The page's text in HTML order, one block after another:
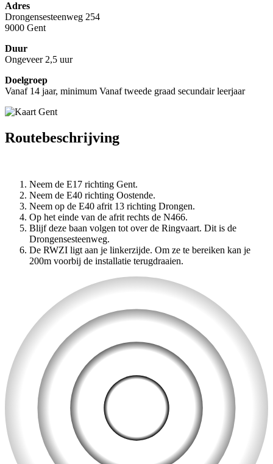
Adres
Drongensesteenweg 254
9000 Gent
Duur
Ongeveer 2,5 uur
Doelgroep
Vanaf 14 jaar, minimum Vanaf tweede graad secundair leerjaar
Routebeschrijving
Neem de E17 richting Gent.
Neem de E40 richting Oostende.
Neem op de E40 afrit 13 richting Drongen.
Op het einde van de afrit rechts de N466.
Blijf deze baan volgen tot over de Ringvaart. Dit is de
Drongensesteenweg.
De RWZI ligt aan je linkerzijde. Om ze te bereiken kan je
200m voorbij de installatie terugdraaien.